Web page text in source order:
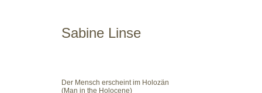
Sabine Linse
Der Mensch erscheint im Holozän
(Man in the Holocene)